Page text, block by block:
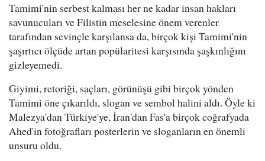
Tamimi'nin serbest kalması her ne kadar insan hakları
savunucuları ve Filistin meselesine önem verenler
tarafından sevinçle karşılansa da, birçok kişi Tamimi'nin
şaşırtıcı ölçüde artan popülaritesi karşısında şaşkınlığını
gizleyemedi.
Giyimi, retoriği, saçları, görünüşü gibi birçok yönden
Tamimi öne çıkarıldı, slogan ve sembol halini aldı. Öyle ki
Malezya'dan Türkiye'ye, İran'dan Fas'a birçok coğrafyada
Ahed'in fotoğrafları posterlerin ve sloganların en önemli
unsuru oldu.